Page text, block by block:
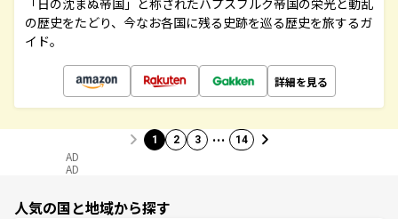
「日の沈まぬ帝国」と称されたハプスブルク帝国の栄光と動乱
の歴史をたどり、今なお各国に残る史跡を巡る歴史を旅するガ
イド。
詳細を見る
1 2 3 … 14
AD
AD
人気の国と地域から探す